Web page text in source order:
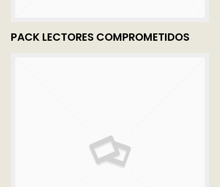
PACK LECTORES COMPROMETIDOS